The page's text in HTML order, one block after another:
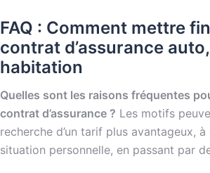
FAQ : Comment mettre
contrat d’assurance
habitation
Quelles sont les raisons fréquentes
contrat d’assurance ? Les motifs
recherche d’un tarif plus avantageux,
situation personnelle, en passant par